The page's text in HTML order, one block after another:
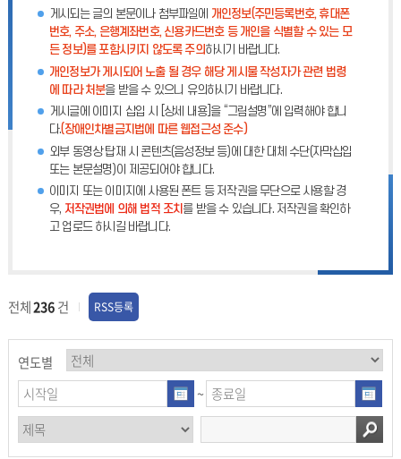
게시되는 글의 본문이나 첨부파일에 개인정보(주민등록번호, 휴대폰
번호, 주소, 은행계좌번호, 신용카드번호 등 개인을 식별할 수 있는 모
든 정보)를 포함시키지 않도록 주의하시기 바랍니다.
개인정보가 게시되어 노출 될 경우 해당 게시물 작성자가 관련 법령
에 따라 처분을 받을 수 있으니 유의하시기 바랍니다.
게시글에 이미지 삽입 시 [상세 내용]을 “그림설명”에 입력해야 합니
다.(장애인차별금지법에 따른 웹접근성 준수)
외부 동영상 탑재 시 콘텐츠(음성정보 등)에 대한 대체 수단(자막삽입
또는 본문설명)이 제공되어야 합니다.
이미지 또는 이미지에 사용된 폰트 등 저작권을 무단으로 사용할 경
우, 저작권법에 의해 법적 조치 를 받을 수 있습니다. 저작권을 확인하
고 업로드 하시길 바랍니다.
전체236건 RSS등록
연도별
~